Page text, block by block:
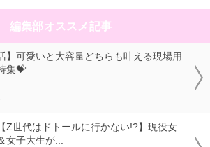
編集部オススメ記事
】可愛いと大容量どちらも叶える現場用
集💝
Z世代はドトールに行かない!?】現役女
女子大生が...